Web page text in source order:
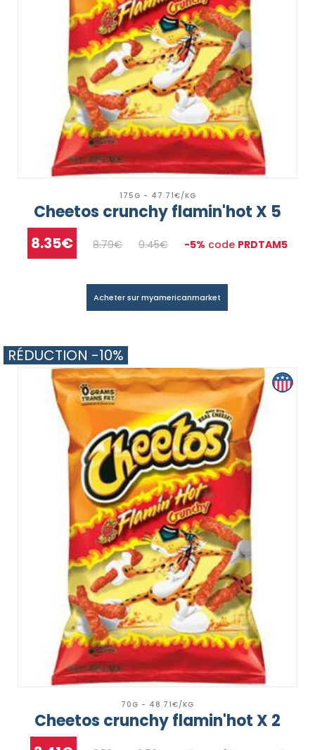
175G - 47.71€/KG
Cheetos crunchy flamin'hot X 5
8.35€ 8.79€ 9.45€ -5% code PRDTAM5
Acheter sur myamericanmarket
70G - 48.71€/KG
Cheetos crunchy flamin'hot X 2
RÉDUCTION -10%